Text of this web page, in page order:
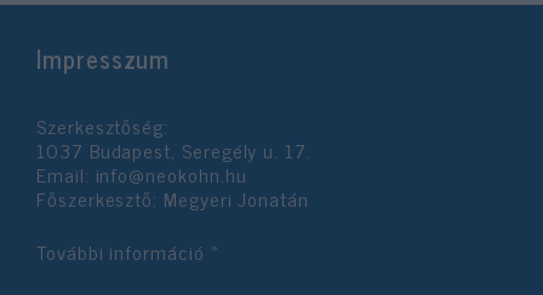
Impresszum
Szerkesztőség:
1037 Budapest, Seregély u. 17.
Email: info@neokohn.hu
Főszerkesztő: Megyeri Jonatán
További információ »